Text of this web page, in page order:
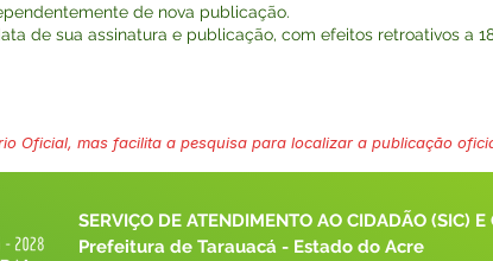
de nova publicação.
de sua assinatura e publicação, com efeitos retroativos a
Oficial, mas facilita a pesquisa para localizar a publicação
SERVIÇO DE ATENDIMENTO AO CIDADÃO (SIC) E
Prefeitura de Tarauacá - Estado do Acre